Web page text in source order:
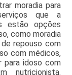
moradia para
que a
estão opções
como moradia
repouso com
com médicos,
para idoso com
nutricionista.